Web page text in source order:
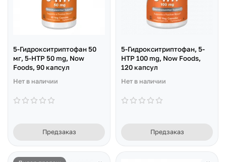
5-Гидрокситриптофан 50
мг, 5-HTP 50 mg, Now
Foods, 90 капсул
Нет в наличии
Предзаказ
5-Гидрокситриптофан, 5-
HTP 100 mg, Now Foods,
120 капсул
Нет в наличии
Предзаказ